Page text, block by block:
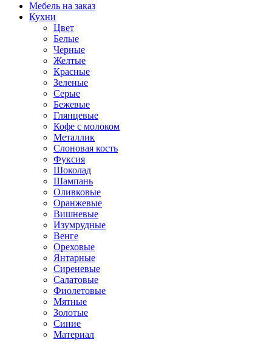
Мебель на заказ
Кухни
Цвет
Белые
Черные
Желтые
Красные
Зеленые
Серые
Бежевые
Глянцевые
Кофе с молоком
Металлик
Слоновая кость
Фуксия
Шоколад
Шампань
Оливковые
Оранжевые
Вишневые
Изумрудные
Венге
Ореховые
Янтарные
Сиреневые
Салатовые
Фиолетовые
Мятные
Золотые
Синие
Материал